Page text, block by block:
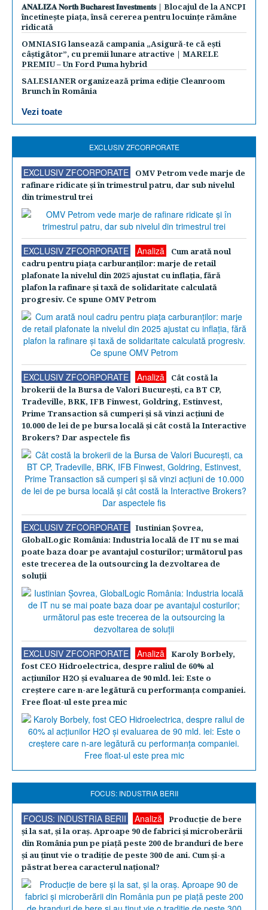
𝐀𝐍𝐀𝐋𝐈𝐙𝐀 𝐍𝐨𝐫𝐭𝐡 𝐁𝐮𝐜𝐡𝐚𝐫𝐞𝐬𝐭 𝐈𝐧𝐯𝐞𝐬𝐭𝐦𝐞𝐧𝐭𝐬 | Blocajul de la ANCPI
încetinește piața, însă cererea pentru locuințe rămâne
ridicată
OMNIASIG lansează campania „Asigură-te că ești
câștigător”, cu premii lunare atractive | MARELE
PREMIU – Un Ford Puma hybrid
SALESIANER organizează prima ediție Cleanroom
Brunch în România
Vezi toate
EXCLUSIV ZFCORPORATE
EXCLUSIV ZFCORPORATE
OMV Petrom vede marje de
rafinare ridicate şi în trimestrul patru, dar sub nivelul
din trimestrul trei
EXCLUSIV ZFCORPORATE Analiză
Cum arată noul
cadru pentru piaţa carburanţilor: marje de retail
plafonate la nivelul din 2025 ajustat cu inflaţia, fără
plafon la rafinare şi taxă de solidaritate calculată
progresiv. Ce spune OMV Petrom
EXCLUSIV ZFCORPORATE Analiză
Cât costă la
brokerii de la Bursa de Valori Bucureşti, ca BT CP,
Tradeville, BRK, IFB Finwest, Goldring, Estinvest,
Prime Transaction să cumperi şi să vinzi acţiuni de
10.000 de lei de pe bursa locală şi cât costă la Interactive
Brokers? Dar aspectele fis
EXCLUSIV ZFCORPORATE
Iustinian Şovrea,
GlobalLogic România: Industria locală de IT nu se mai
poate baza doar pe avantajul costurilor; următorul pas
este trecerea de la outsourcing la dezvoltarea de
soluţii
EXCLUSIV ZFCORPORATE Analiză
Karoly Borbely,
fost CEO Hidroelectrica, despre raliul de 60% al
acţiunilor H2O şi evaluarea de 90 mld. lei: Este o
creştere care n-are legătură cu performanţa companiei.
Free float-ul este prea mic
FOCUS: INDUSTRIA BERII
FOCUS: INDUSTRIA BERII Analiză
Producţie de bere
şi la sat, şi la oraş. Aproape 90 de fabrici şi microberării
din România pun pe piaţă peste 200 de branduri de bere
şi au ţinut vie o tradiţie de peste 300 de ani. Cum şi-a
păstrat berea caracterul naţional?